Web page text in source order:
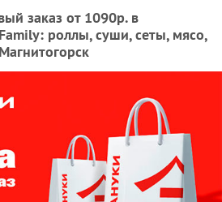
заказ от 1090р. в
роллы, суши, сеты, мясо,